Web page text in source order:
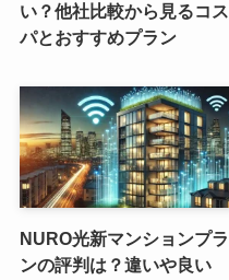
い？他社比較から見るコス
パとおすすめプラン
NURO光新マンションプラ
ンの評判は？違いや良い